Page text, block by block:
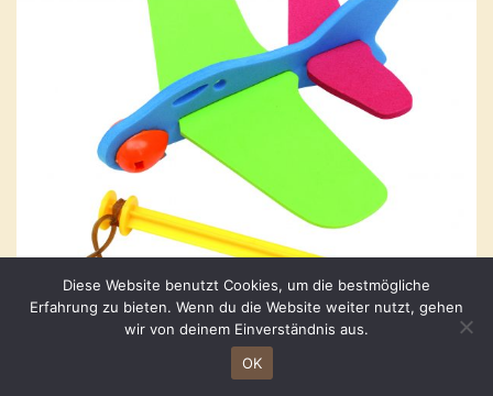
Diese Website benutzt Cookies, um die bestmögliche
Erfahrung zu bieten. Wenn du die Website weiter nutzt, gehen
wir von deinem Einverständnis aus.
OK